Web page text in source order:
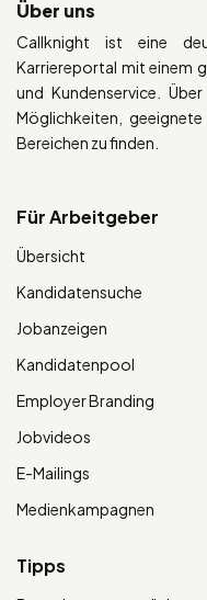
Über uns
Callknight ist eine
Karriereportal mit einem
und Kundenservice.
Möglichkeiten,
Bereichen zu finden.
Für Arbeitgeber
Übersicht
Kandidatensuche
Jobanzeigen
Kandidatenpool
Employer Branding
Jobvideos
E-Mailings
Medienkampagnen
Tipps